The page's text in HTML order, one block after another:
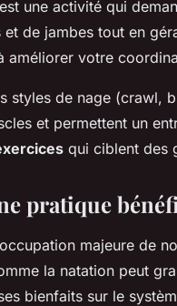
une activité qui
de jambes tout en
améliorer votre
styles de nage (crawl,
et permettent un
qui ciblent des
pratique
majeure de
la natation peut
bienfaits sur le